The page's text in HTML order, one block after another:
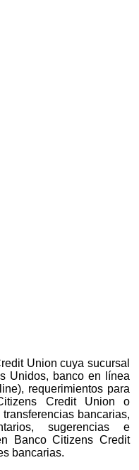
Union cuya sucursal
Unidos, banco en línea
requerimientos para
Credit Union o
bancarias,
sugerencias e
Banco Citizens Credit
bancarias.